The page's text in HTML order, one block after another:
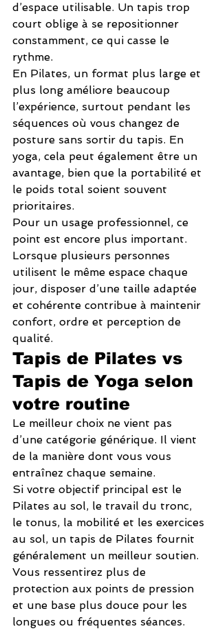
d’espace utilisable. Un tapis trop
court oblige à se repositionner
constamment, ce qui casse le
rythme.
En Pilates, un format plus large et
plus long améliore beaucoup
l’expérience, surtout pendant les
séquences où vous changez de
posture sans sortir du tapis. En
yoga, cela peut également être un
avantage, bien que la portabilité et
le poids total soient souvent
prioritaires.
Pour un usage professionnel, ce
point est encore plus important.
Lorsque plusieurs personnes
utilisent le même espace chaque
jour, disposer d’une taille adaptée
et cohérente contribue à maintenir
confort, ordre et perception de
qualité.
Tapis de Pilates vs
Tapis de Yoga selon
votre routine
Le meilleur choix ne vient pas
d’une catégorie générique. Il vient
de la manière dont vous vous
entraînez chaque semaine.
Si votre objectif principal est le
Pilates au sol, le travail du tronc,
le tonus, la mobilité et les exercices
au sol, un tapis de Pilates fournit
généralement un meilleur soutien.
Vous ressentirez plus de
protection aux points de pression
et une base plus douce pour les
longues ou fréquentes séances.